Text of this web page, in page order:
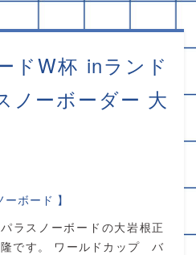
ドW杯 inランド
ノーボーダー 大
ボード 】
パラスノーボードの大岩根正
隆です。 ワールドカップ バ